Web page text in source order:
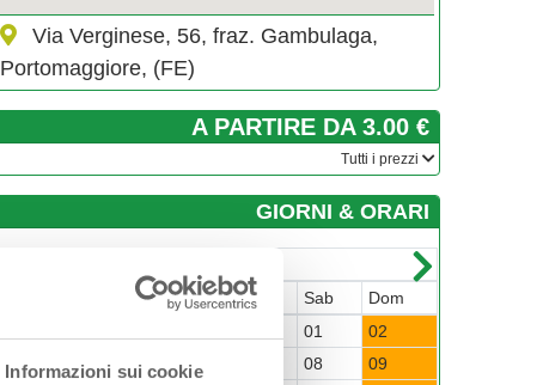
Informazioni sui cookie
Via Verginese, 56, fraz. Gambulaga,
Portomaggiore, (FE)
A PARTIRE DA 3.00 €
­Tutti i prezzi
GIORNI & ORARI
Mer Gio Ven Sab
Dom
01
02
03
05 06 08
09